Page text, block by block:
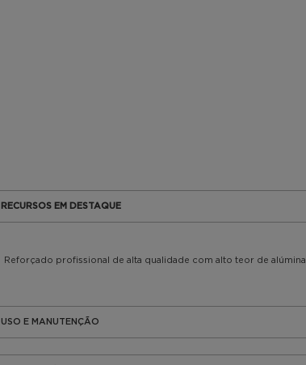
RECURSOS EM DESTAQUE
Reforçado profissional de alta qualidade com alto teor de alúmina
USO E MANUTENÇÃO